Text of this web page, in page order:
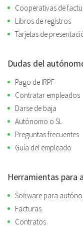
Cooperativas de
Libros de registros
Tarjetas de
Dudas del
Pago de IRPF
Contratar empleados
Darse de baja
Autónomo o SL
Preguntas frecuentes
Guía del empleado
Herramientas para
Software para
Facturas
Contratos